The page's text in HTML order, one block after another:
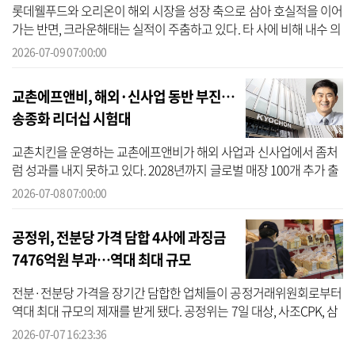
롯데웰푸드와 오리온이 해외 시장을 성장 축으로 삼아 호실적을 이어
가는 반면, 크라운해태는 실적이 주춤하고 있다. 타 사에 비해 내수 의
존도가 높은 사업 구조 때문이다. 9일 크라운해태홀딩스 분기보고서
2026-07-09 07:00:00
교촌에프앤비, 해외·신사업 동반 부진…
송종화 리더십 시험대
교촌치킨을 운영하는 교촌에프앤비가 해외 사업과 신사업에서 좀처
럼 성과를 내지 못하고 있다. 2028년까지 글로벌 매장 100개 추가 출
점과 글로벌·신사업 매출 비중 10% 이상 확대를 골자로 한 기업가치
2026-07-08 07:00:00
공정위, 전분당 가격 담합 4사에 과징금
7476억원 부과…역대 최대 규모
전분·전분당 가격을 장기간 담합한 업체들이 공정거래위원회로부터
역대 최대 규모의 제재를 받게 됐다. 공정위는 7일 대상, 사조CPK, 삼
양사, CJ제일제당 등 4개 업체가 2018년 5월부터 지난해 10월까지
2026-07-07 16:23:36